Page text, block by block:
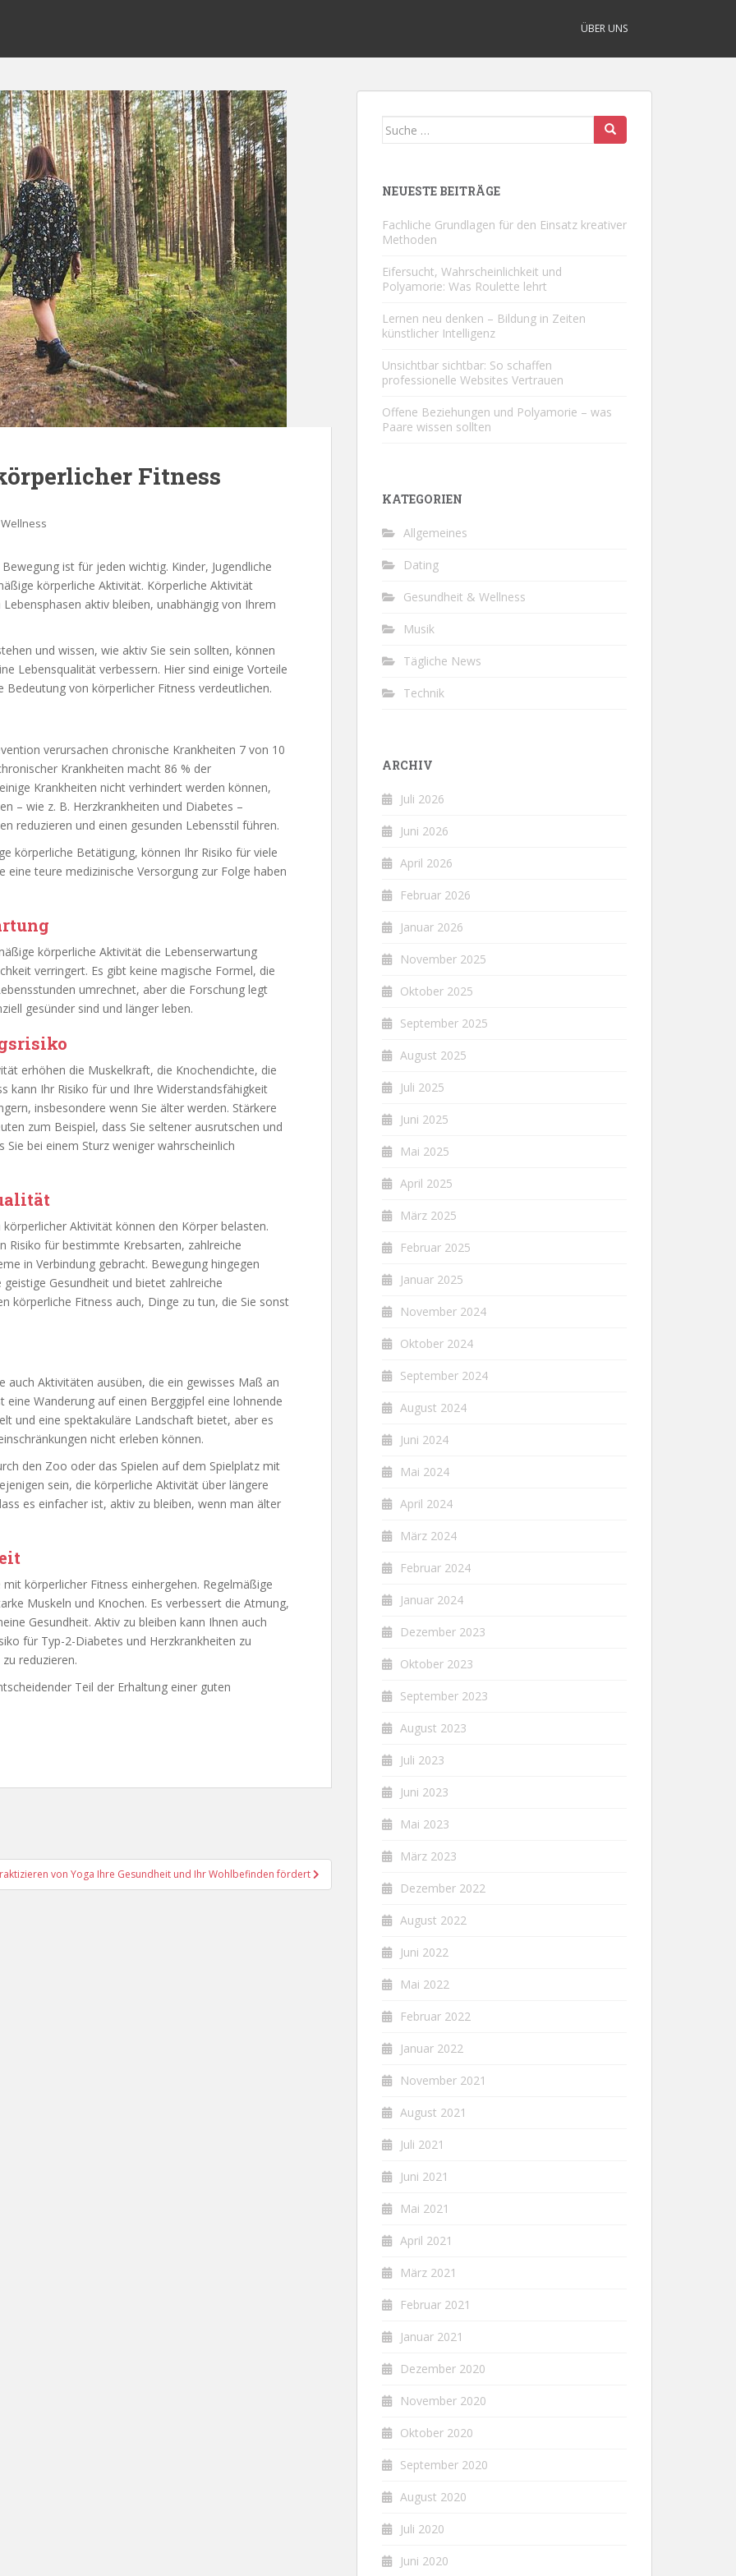
ÜBER UNS
Fitness
ist für jeden wichtig. Kinder, Jugendliche
körperliche Aktivität. Körperliche Aktivität
aktiv bleiben, unabhängig von Ihrem
und wissen, wie aktiv Sie sein sollten, können
Lebensqualität verbessern. Hier sind einige Vorteile
von körperlicher Fitness verdeutlichen.
verursachen chronische Krankheiten 7 von 10
Krankheiten macht 86 % der
Krankheiten nicht verhindert werden können,
– wie z. B. Herzkrankheiten und Diabetes –
reduzieren und einen gesunden Lebensstil führen.
körperliche Betätigung, können Ihr Risiko für viele
teure medizinische Versorgung zur Folge haben
körperliche Aktivität die Lebenserwartung
verringert. Es gibt keine magische Formel, die
umrechnet, aber die Forschung legt
gesünder sind und länger leben.
erhöhen die Muskelkraft, die Knochendichte, die
kann Ihr Risiko für und Ihre Widerstandsfähigkeit
insbesondere wenn Sie älter werden. Stärkere
zum Beispiel, dass Sie seltener ausrutschen und
bei einem Sturz weniger wahrscheinlich
Aktivität können den Körper belasten.
Risiko für bestimmte Krebsarten, zahlreiche
in Verbindung gebracht. Bewegung hingegen
Gesundheit und bietet zahlreiche
körperliche Fitness auch, Dinge zu tun, die Sie sonst
auch Aktivitäten ausüben, die ein gewisses Maß an
Wanderung auf einen Berggipfel eine lohnende
und eine spektakuläre Landschaft bietet, aber es
nicht erleben können.
den Zoo oder das Spielen auf dem Spielplatz mit
sein, die körperliche Aktivität über längere
es einfacher ist, aktiv zu bleiben, wenn man älter
körperlicher Fitness einhergehen. Regelmäßige
Muskeln und Knochen. Es verbessert die Atmung,
Gesundheit. Aktiv zu bleiben kann Ihnen auch
für Typ-2-Diabetes und Herzkrankheiten zu
reduzieren.
Teil der Erhaltung einer guten
von Yoga Ihre Gesundheit und Ihr Wohlbefinden fördert
Suche
NEUESTE BEITRÄGE
Fachliche Grundlagen für den Einsatz kreativer
Methoden
Eifersucht, Wahrscheinlichkeit und
Polyamorie: Was Roulette lehrt
Lernen neu denken – Bildung in Zeiten
künstlicher Intelligenz
Unsichtbar sichtbar: So schaffen
professionelle Websites Vertrauen
Offene Beziehungen und Polyamorie – was
Paare wissen sollten
KATEGORIEN
Allgemeines
Dating
Gesundheit & Wellness
Musik
Tägliche News
Technik
ARCHIV
Juli 2026
Juni 2026
April 2026
Februar 2026
Januar 2026
November 2025
Oktober 2025
September 2025
August 2025
Juli 2025
Juni 2025
Mai 2025
April 2025
März 2025
Februar 2025
Januar 2025
November 2024
Oktober 2024
September 2024
August 2024
Juni 2024
Mai 2024
April 2024
März 2024
Februar 2024
Januar 2024
Dezember 2023
Oktober 2023
September 2023
August 2023
Juli 2023
Juni 2023
Mai 2023
März 2023
Dezember 2022
August 2022
Juni 2022
Mai 2022
Februar 2022
Januar 2022
November 2021
August 2021
Juli 2021
Juni 2021
Mai 2021
April 2021
März 2021
Februar 2021
Januar 2021
Dezember 2020
November 2020
Oktober 2020
September 2020
August 2020
Juli 2020
Juni 2020